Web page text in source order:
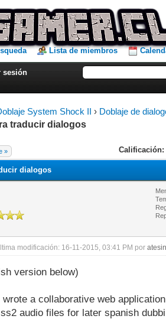
Lista de miembros
sesión
System Shock II › Doblaje de
traducir dialogos
» Calificación:
dialogos
modificación: 16-11-2015, 03:41 PM por atesin
version below)
a collaborative web
audio files for later spanish